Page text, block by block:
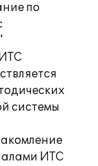
по
системы
ИТС